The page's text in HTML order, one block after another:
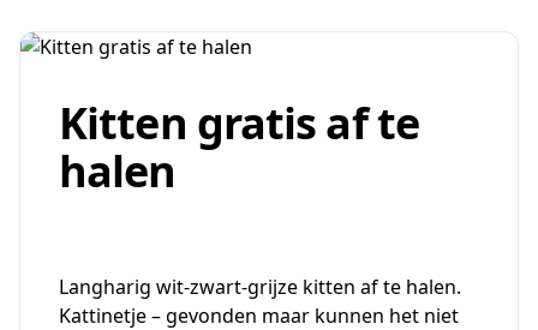
Kitten gratis af te
halen
Langharig wit-zwart-grijze kitten af te halen.
Kattinetje – gevonden maar kunnen het niet